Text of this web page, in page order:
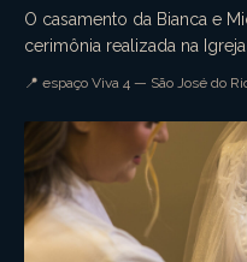
O casamento da Bianca e
cerimônia realizada na
📍 espaço Viva 4 — São José do